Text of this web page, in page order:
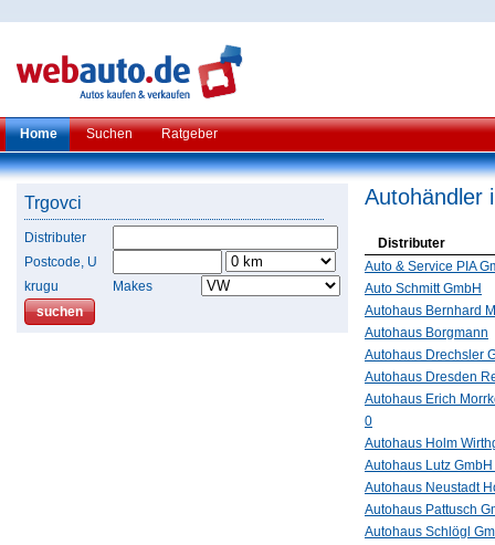
Home Suchen Ratgeber
Trgovci
Distributer
Postcode, U
krugu
Makes
Autohändler
Distributer
Auto & Service PIA
Auto Schmitt GmbH
Autohaus Bernhard
Autohaus Borgmann
Autohaus Drechsler
Autohaus Dresden
Autohaus Erich
0
Autohaus Holm
Autohaus Lutz
Autohaus Neustadt
Autohaus Pattusch
Autohaus Schlögl